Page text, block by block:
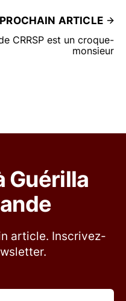
PROCHAIN ARTICLE
CRRSP est un croque-
monsieur
Guérilla
article. Inscrivez-